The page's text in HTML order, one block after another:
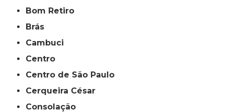
Bom Retiro
Brás
Cambuci
Centro
Centro de São Paulo
Cerqueira César
Consolação